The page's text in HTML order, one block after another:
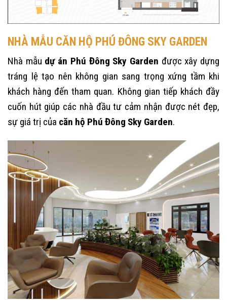
NHÀ MẪU CĂN HỘ PHÚ ĐÔNG SKY GARDEN
Nhà mẫu dự án Phú Đông Sky Garden được xây dựng
tráng lệ tạo nên không gian sang trọng xứng tầm khi
khách hàng đến tham quan. Không gian tiếp khách đầy
cuốn hút giúp các nhà đầu tư cảm nhận được nét đẹp,
sự giá trị của căn hộ Phú Đông Sky Garden.